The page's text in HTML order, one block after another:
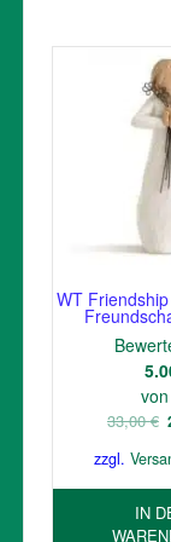
WT
33,00€
zzgl.
IN